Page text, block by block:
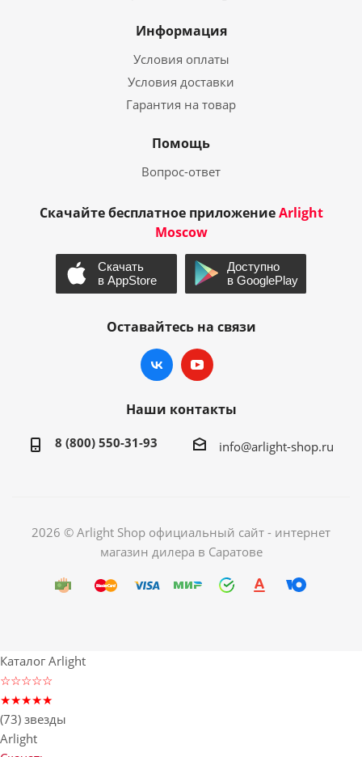
Информация
Условия оплаты
Условия доставки
Гарантия на товар
Помощь
Вопрос-ответ
Скачайте бесплатное приложениеArlight
Moscow
Оставайтесь на связи
Наши контакты
8 (800) 550-31-93 info@arlight-shop.ru
2026 © Arlight Shop официальный сайт - интернет
магазин дилера в Саратове
Каталог Arlight
☆☆☆☆☆
★★★★★
(73) звезды
Arlight